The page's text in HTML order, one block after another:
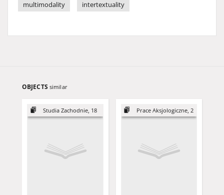
multimodality
intertextuality
OBJECTS similar
Studia Zachodnie, 18 Prace Aksjologiczne, 2